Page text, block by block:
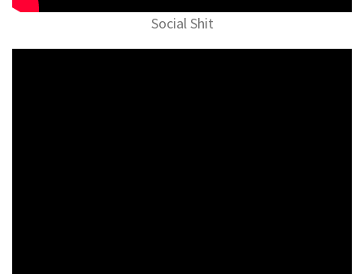
Social Shit